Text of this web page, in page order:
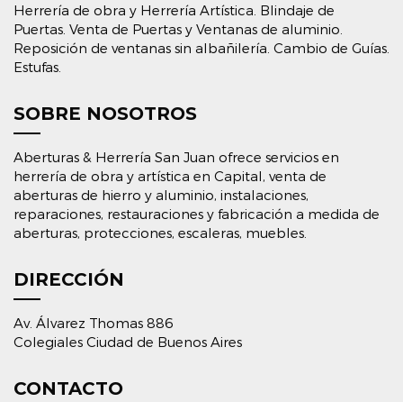
Herrería de obra y Herrería Artística. Blindaje de
Puertas. Venta de Puertas y Ventanas de aluminio.
Reposición de ventanas sin albañilería. Cambio de Guías.
Estufas.
SOBRE NOSOTROS
Aberturas & Herrería San Juan ofrece servicios en
herrería de obra y artística en Capital, venta de
aberturas de hierro y aluminio, instalaciones,
reparaciones, restauraciones y fabricación a medida de
aberturas, protecciones, escaleras, muebles.
DIRECCIÓN
Av. Álvarez Thomas 886
Colegiales Ciudad de Buenos Aires
CONTACTO